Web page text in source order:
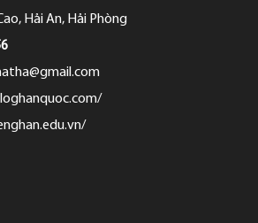
Hải An, Hải Phòng